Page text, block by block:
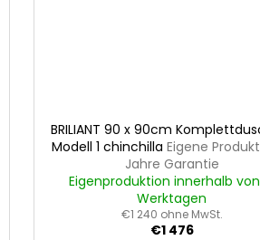
BRILIANT 90 x 90cm
Modell 1 chinchilla Eigene
Jahre Garantie
Eigenproduktion innerhalb von
Werktagen
€1 240 ohne MwSt.
€1 476